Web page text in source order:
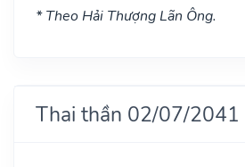
* Theo Hải Thượng Lãn Ông.
Thai thần 02/07/2041